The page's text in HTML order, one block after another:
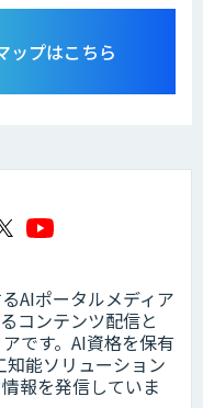
ップはこちら
AIポータルメディア
コンテンツ配信と
です。AI資格を保有
知能ソリューション
報を発信していま